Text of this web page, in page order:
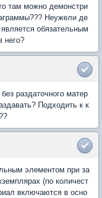
там можно демонстри
Неужели де
обязательным
него?
раздаточного матер
Подходить к к
элементом при за
(по количест
включаются в осно